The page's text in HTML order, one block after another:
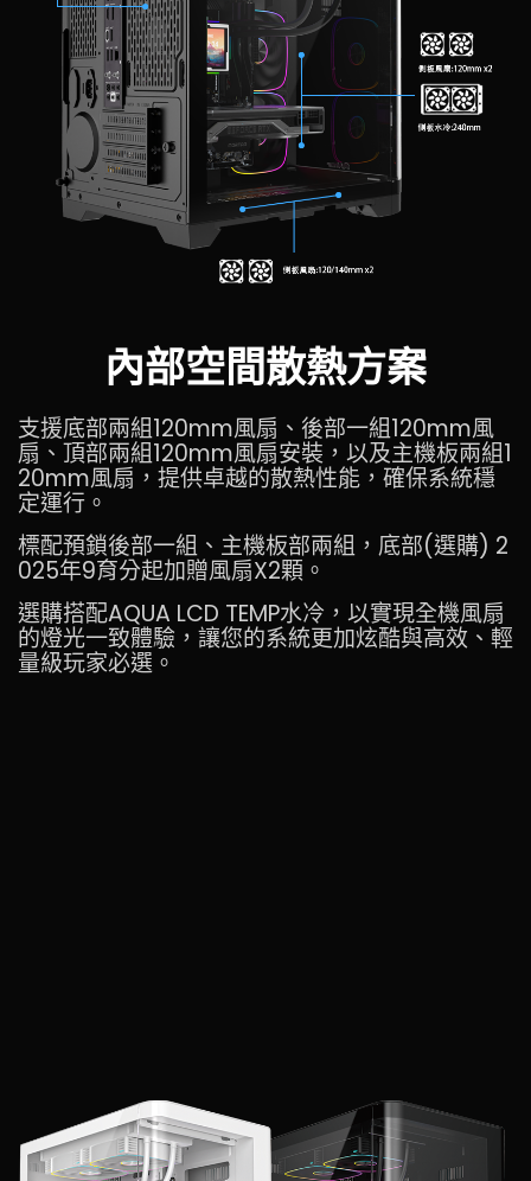
內部空間散熱方案
支援底部兩組120mm風扇、後部一組120mm風
扇、頂部兩組120mm風扇安裝，以及主機板兩組1
20mm風扇，提供卓越的散熱性能，確保系統穩
定運行。
標配預鎖後部一組、主機板部兩組，底部(選購) 2
025年9育分起加贈風扇X2顆。
選購搭配AQUA LCD TEMP水冷，以實現全機風扇
的燈光一致體驗，讓您的系統更加炫酷與高效、輕
量級玩家必選。